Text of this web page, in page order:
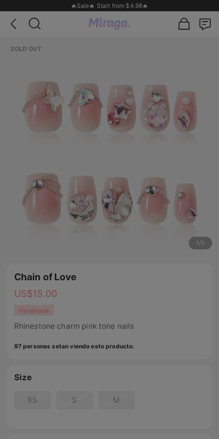
🔥Sale🔥 Start from $4.98🔥
SOLD OUT
1 /5
Chain of Love
US$15.00
Handmade
Rhinestone charm pink tone nails
97 personas setan viendo esto producto.
Size
XS S M